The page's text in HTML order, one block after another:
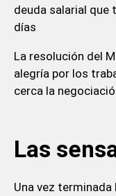
deuda salarial que
días
La resolución del
alegría por los
cerca la
Las
Una vez terminada